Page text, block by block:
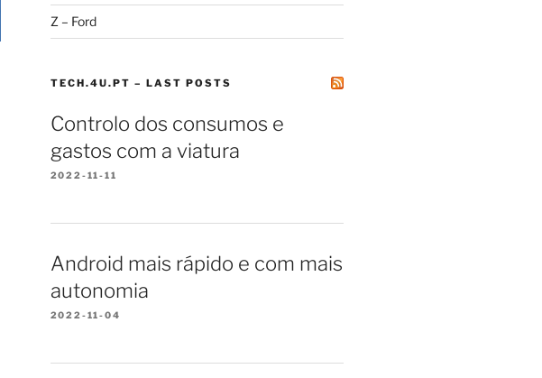
Z – Ford
TECH.4U.PT – LAST POSTS
Controlo dos consumos e
gastos com a viatura
2022-11-11
Android mais rápido e com mais
autonomia
2022-11-04